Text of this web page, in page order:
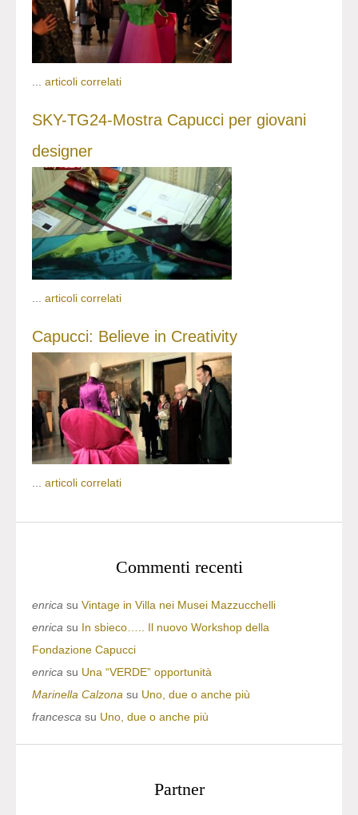
articoli correlati
SKY-TG24-Mostra Capucci per giovani
designer
articoli correlati
Capucci: Believe in Creativity
... articoli correlati
Commenti recenti
enrica su Vintage in Villa nei Musei Mazzucchelli
enrica su In sbieco….. Il nuovo Workshop della
Fondazione Capucci
enrica su Una “VERDE” opportunità
Marinella Calzona su Uno, due o anche più
francesca su Uno, due o anche più
Partner